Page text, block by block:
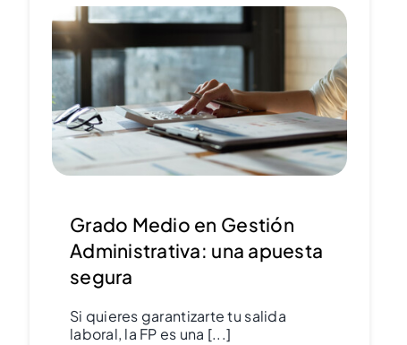
Grado Medio en Gestión
Administrativa: una apuesta
segura
Si quieres garantizarte tu salida
laboral, la FP es una [...]